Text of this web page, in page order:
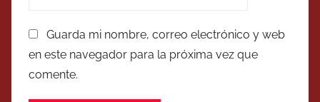
Guarda mi nombre, correo electrónico y web
en este navegador para la próxima vez que
comente.